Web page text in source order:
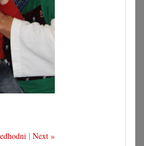
| Next »